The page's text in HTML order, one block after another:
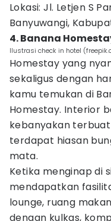
Lokasi: Jl. Letjen S
Banyuwangi,
4. Banana
Ilustrasi check in hotel
Homestay yang
sekaligus dengan
kamu temukan di
Homestay. Interior
kebanyakan terbuat
terdapat hiasan
mata.
Ketika menginap di
mendapatkan
lounge, ruang
dengan kulkas,